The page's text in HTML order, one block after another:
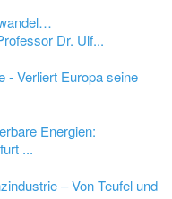
Dr. Ulf...
- Verliert Europa seine
Energien:
...
– Von Teufel und